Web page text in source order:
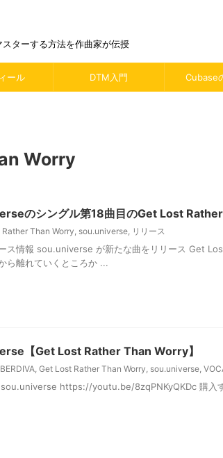
ターする方法を作曲家が伝授
ール DTM入門 Cubase
Worry
のシングル第18曲目のGet Lost
Than Worry, sou.universe, リリース
ス情報 sou.universe が新たな曲をリリース Get
ら離れていくところか ...
【Get Lost Rather Than Worry】
, Get Lost Rather Than Worry, sou.universe,
sou.universe https://youtu.be/8zqPNKyQKDc 購